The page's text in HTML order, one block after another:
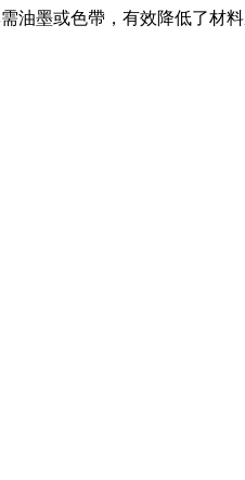
油墨或色帶，有效降低了材料